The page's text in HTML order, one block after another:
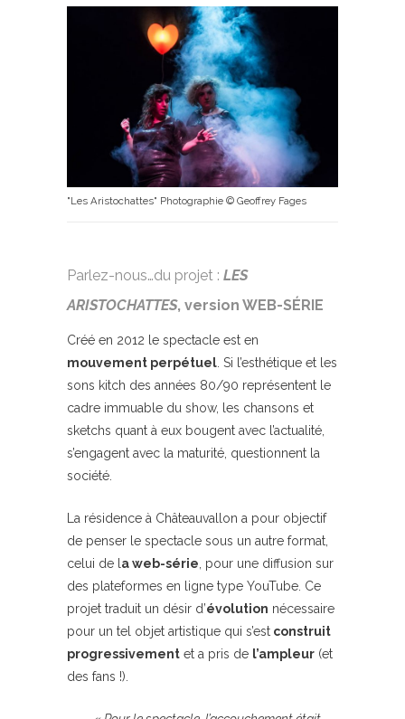
"Les Aristochattes" Photographie © Geoffrey Fages
Parlez-nous…du projet : LES
ARISTOCHATTES, version WEB-SÉRIE
Créé en 2012 le spectacle est en
mouvement perpétuel . Si l’esthétique et les
sons kitch des années 80/90 représentent le
cadre immuable du show, les chansons et
sketchs quant à eux bougent avec l’actualité,
s’engagent avec la maturité, questionnent la
société.
La résidence à Châteauvallon a pour objectif
de penser le spectacle sous un autre format,
celui de l a web-série , pour une diffusion sur
des plateformes en ligne type YouTube. Ce
projet traduit un désir d’évolution nécessaire
pour un tel objet artistique qui s’est construit
progressivement et a pris de l’ampleur (et
des fans !).